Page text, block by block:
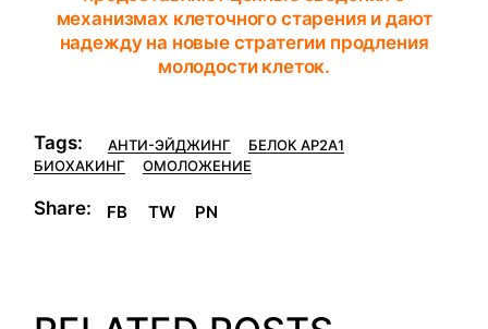
механизмах клеточного старения и дают
надежду на новые стратегии продления
молодости клеток.
Tags: АНТИ-ЭЙДЖИНГ
БЕЛОК AP2A1
БИОХАКИНГ
ОМОЛОЖЕНИЕ
Share: FB TW PN